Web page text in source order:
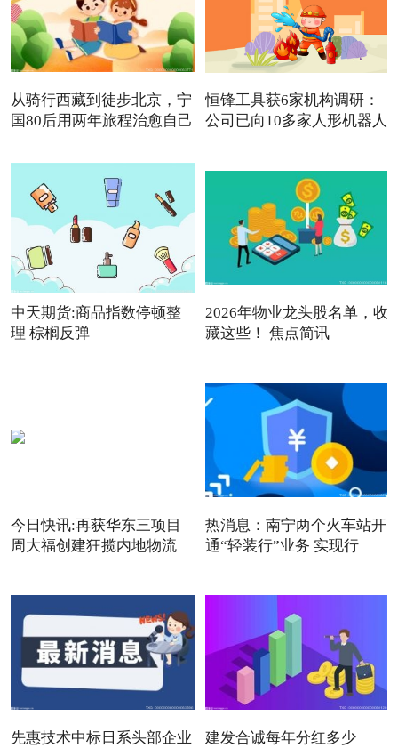
从骑行西藏到徒步北京，宁
国80后用两年旅程治愈自己
恒锋工具获6家机构调研：
公司已向10多家人形机器人
中天期货:商品指数停顿整
理 棕榈反弹
2026年物业龙头股名单，收
藏这些！ 焦点简讯
今日快讯:再获华东三项目
周大福创建狂揽内地物流
热消息：南宁两个火车站开
通“轻装行”业务 实现行
先惠技术中标日系头部企业
建发合诚每年分红多少